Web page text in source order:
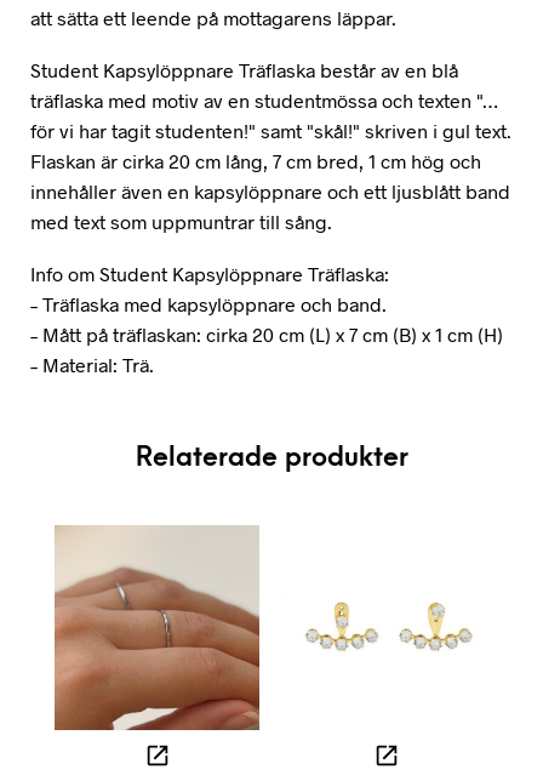
att sätta ett leende på mottagarens läppar.
Student Kapsylöppnare Träflaska består av en blå
träflaska med motiv av en studentmössa och texten "…
för vi har tagit studenten!" samt "skål!" skriven i gul text.
Flaskan är cirka 20 cm lång, 7 cm bred, 1 cm hög och
innehåller även en kapsylöppnare och ett ljusblått band
med text som uppmuntrar till sång.
Info om Student Kapsylöppnare Träflaska:
– Träflaska med kapsylöppnare och band.
– Mått på träflaskan: cirka 20 cm (L) x 7 cm (B) x 1 cm (H)
– Material: Trä.
Relaterade produkter